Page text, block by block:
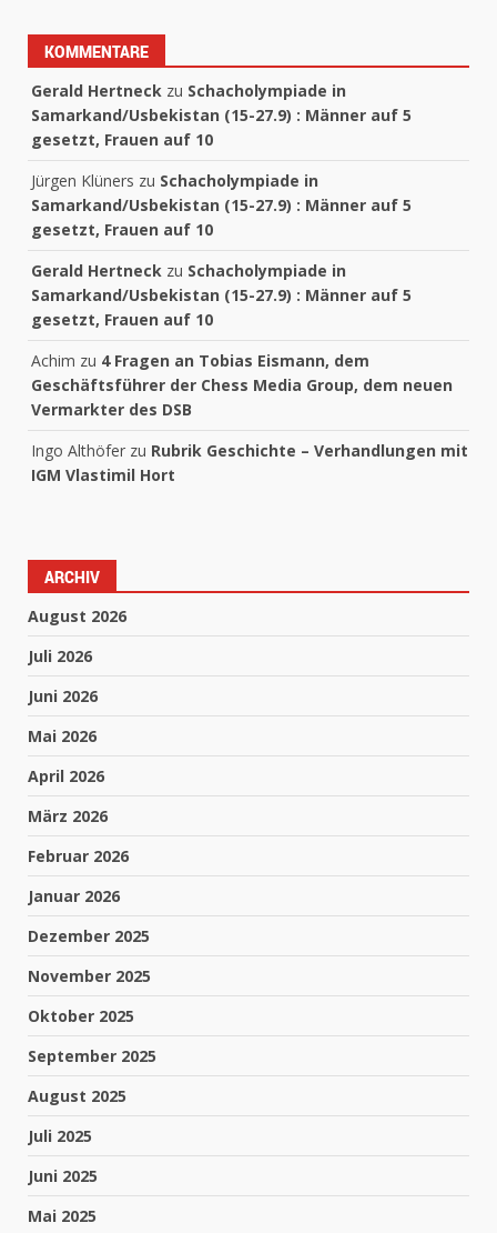
KOMMENTARE
Gerald Hertneck zu Schacholympiade in
Samarkand/Usbekistan (15-27.9) : Männer auf 5
gesetzt, Frauen auf 10
Jürgen Klüners zu Schacholympiade in
Samarkand/Usbekistan (15-27.9) : Männer auf 5
gesetzt, Frauen auf 10
Gerald Hertneck zu Schacholympiade in
Samarkand/Usbekistan (15-27.9) : Männer auf 5
gesetzt, Frauen auf 10
Achim zu 4 Fragen an Tobias Eismann, dem
Geschäftsführer der Chess Media Group, dem neuen
Vermarkter des DSB
Ingo Althöfer zu Rubrik Geschichte – Verhandlungen mit
IGM Vlastimil Hort
ARCHIV
August 2026
Juli 2026
Juni 2026
Mai 2026
April 2026
März 2026
Februar 2026
Januar 2026
Dezember 2025
November 2025
Oktober 2025
September 2025
August 2025
Juli 2025
Juni 2025
Mai 2025